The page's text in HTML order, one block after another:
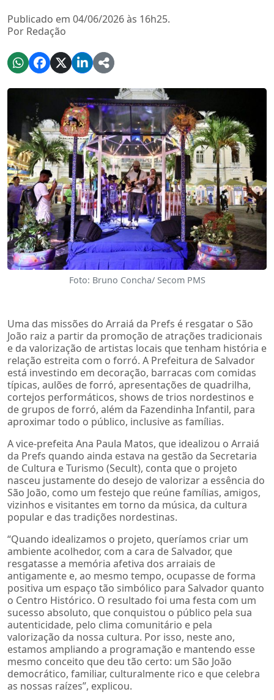
Publicado em 04/06/2026 às 16h25.
Por Redação
Foto: Bruno Concha/ Secom PMS
Uma das missões do Arraiá da Prefs é resgatar o São
João raiz a partir da promoção de atrações tradicionais
e da valorização de artistas locais que tenham história e
relação estreita com o forró. A Prefeitura de Salvador
está investindo em decoração, barracas com comidas
típicas, aulões de forró, apresentações de quadrilha,
cortejos performáticos, shows de trios nordestinos e
de grupos de forró, além da Fazendinha Infantil, para
aproximar todo o público, inclusive as famílias.
A vice-prefeita Ana Paula Matos, que idealizou o Arraiá
da Prefs quando ainda estava na gestão da Secretaria
de Cultura e Turismo (Secult), conta que o projeto
nasceu justamente do desejo de valorizar a essência do
São João, como um festejo que reúne famílias, amigos,
vizinhos e visitantes em torno da música, da cultura
popular e das tradições nordestinas.
“Quando idealizamos o projeto, queríamos criar um
ambiente acolhedor, com a cara de Salvador, que
resgatasse a memória afetiva dos arraiais de
antigamente e, ao mesmo tempo, ocupasse de forma
positiva um espaço tão simbólico para Salvador quanto
o Centro Histórico. O resultado foi uma festa com um
sucesso absoluto, que conquistou o público pela sua
autenticidade, pelo clima comunitário e pela
valorização da nossa cultura. Por isso, neste ano,
estamos ampliando a programação e mantendo esse
mesmo conceito que deu tão certo: um São João
democrático, familiar, culturalmente rico e que celebra
as nossas raízes”, explicou.